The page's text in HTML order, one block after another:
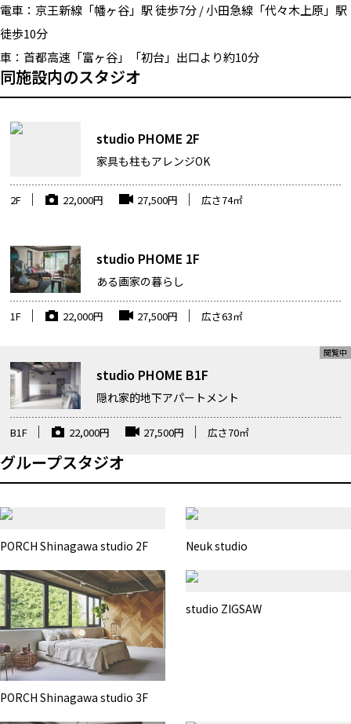
電車： 京王新線「幡ヶ谷」駅 徒歩7分 / 小田急線「代々木上原」駅
徒歩10分
車： 首都高速「富ヶ谷」「初台」出口より約10分
同施設内のスタジオ
studio PHOME 2F
家具も柱もアレンジOK
2F 22,000円 27,500円 広さ74㎡
studio PHOME 1F
ある画家の暮らし
1F 22,000円 27,500円 広さ63㎡
studio PHOME B1F
隠れ家的地下アパートメント
B1F 22,000円 27,500円 広さ70㎡
グループスタジオ
PORCH Shinagawa studio 2F Neuk studio
PORCH Shinagawa studio 3F
studio ZIGSAW